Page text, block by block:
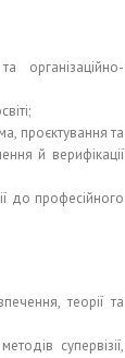
організаційно-
проєктування та
й верифікації
до професійного
теорії та
супервізії,